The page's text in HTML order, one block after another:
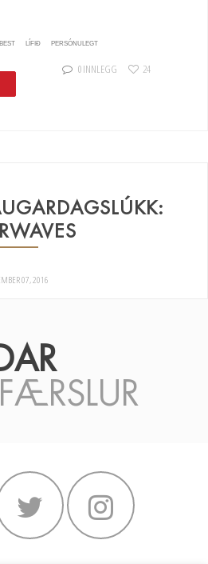
LÍFIÐ PERSÓNULEGT
0 INNLEGG 24
07, 2016
FÆRSLUR